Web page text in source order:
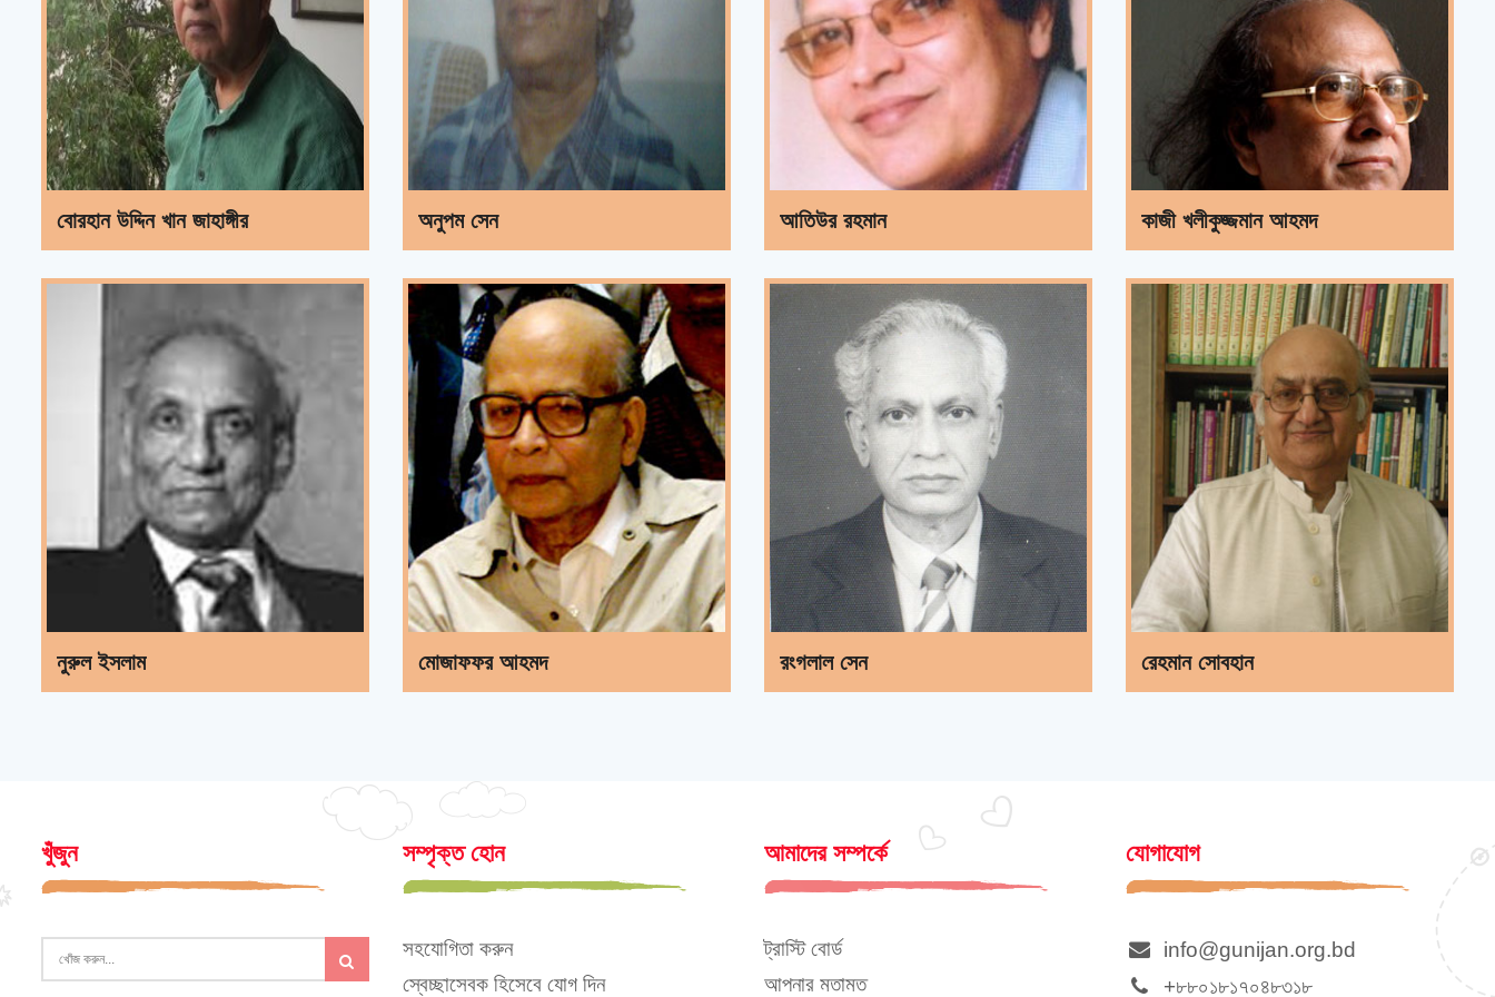
বোরহান উদ্দিন খান জাহাঙ্গীর অনুপম সেন আতিউর রহমান কাজী খলীকুজ্জমান আহমদ
নুরুল ইসলাম মোজাফফর আহমদ রংগলাল সেন রেহমান সোবহান
খুঁজুন সম্পৃক্ত হোন
সহযোগিতা করুন
স্বেচ্ছাসেবক হিসেবে যোগ দিন
আমাদের সম্পর্কে
ট্রাস্টি বোর্ড
আপনার মতামত
যোগাযোগ
info@gunijan.org.bd
+৮৮০১৮১৭০৪৮৩১৮